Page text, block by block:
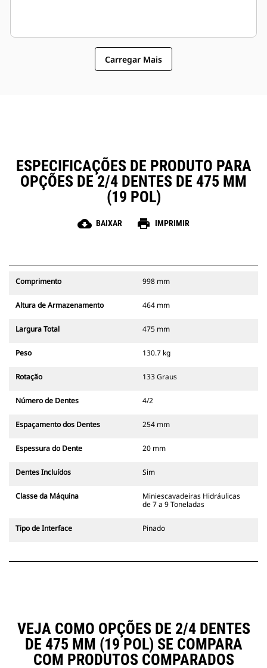
Carregar Mais
ESPECIFICAÇÕES DE PRODUTO PARA
OPÇÕES DE 2/4 DENTES DE 475 MM
(19 POL)
cloud_download BAIXAR print IMPRIMIR
Comprimento 998 mm
Altura de Armazenamento 464 mm
Largura Total 475 mm
Peso 130.7 kg
Rotação 133 Graus
Número de Dentes 4/2
Espaçamento dos Dentes 254 mm
Espessura do Dente 20 mm
Dentes Incluídos Sim
Classe da Máquina
Miniescavadeiras Hidráulicas
de 7 a 9 Toneladas
Tipo de Interface Pinado
VEJA COMO OPÇÕES DE 2/4 DENTES
DE 475 MM (19 POL) SE COMPARA
COM PRODUTOS COMPARADOS